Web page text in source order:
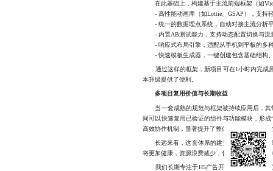
在此基础上，构建基于主流前端框架（如
- 高性能动画库（如Lottie、GSAP），支持
- 统一的数据埋点系统，自动对接主流分析
- 内置AB测试能力，支持动态配置切换与流
- 响应式布局引擎，适配从手机到平板的多
- 快速模板生成器，一键创建包含基础结构
通过这样的框架，新项目可在1小时内完成原
本升级提供了便利。
多项目复用价值与长期收益
当一套成熟的规范与框架被持续应用后，其
间可以快速复用已验证的组件与功能模块，形
高效协作机制，显著提升了整体研发效能，也
长远来看，这套体系的建立不仅有助于内部
将更加健康，资源浪费减少，创新空间扩大，
我们长期专注于H5广告开发领域的实践与沉